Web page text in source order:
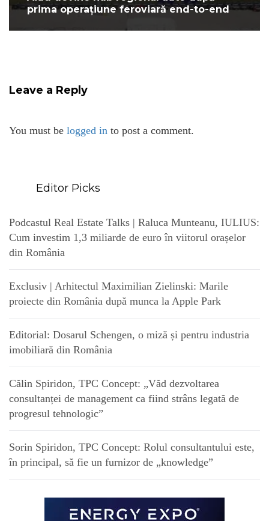
prima operațiune feroviară end-to-end
Leave a Reply
You must be logged in to post a comment.
Editor Picks
Podcastul Real Estate Talks | Raluca Munteanu, IULIUS:
Cum investim 1,3 miliarde de euro în viitorul orașelor
din România
Exclusiv | Arhitectul Maximilian Zielinski: Marile
proiecte din România după munca la Apple Park
Editorial: Dosarul Schengen, o miză și pentru industria
imobiliară din România
Călin Spiridon, TPC Concept: „Văd dezvoltarea
consultanței de management ca fiind strâns legată de
progresul tehnologic”
Sorin Spiridon, TPC Concept: Rolul consultantului este,
în principal, să fie un furnizor de „knowledge”